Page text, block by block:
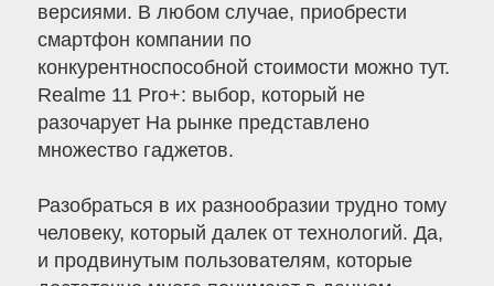
версиями. В любом случае, приобрести
смартфон компании по
конкурентноспособной стоимости можно тут.
Realme 11 Pro+: выбор, который не
разочарует На рынке представлено
множество гаджетов.
Разобраться в их разнообразии трудно тому
человеку, который далек от технологий. Да,
и продвинутым пользователям, которые